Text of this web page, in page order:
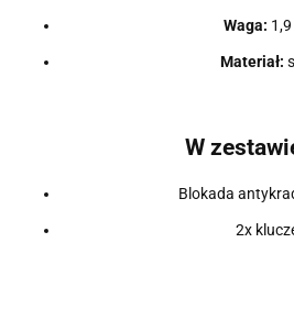
Waga:
Materiał:
W
Blokada
2x